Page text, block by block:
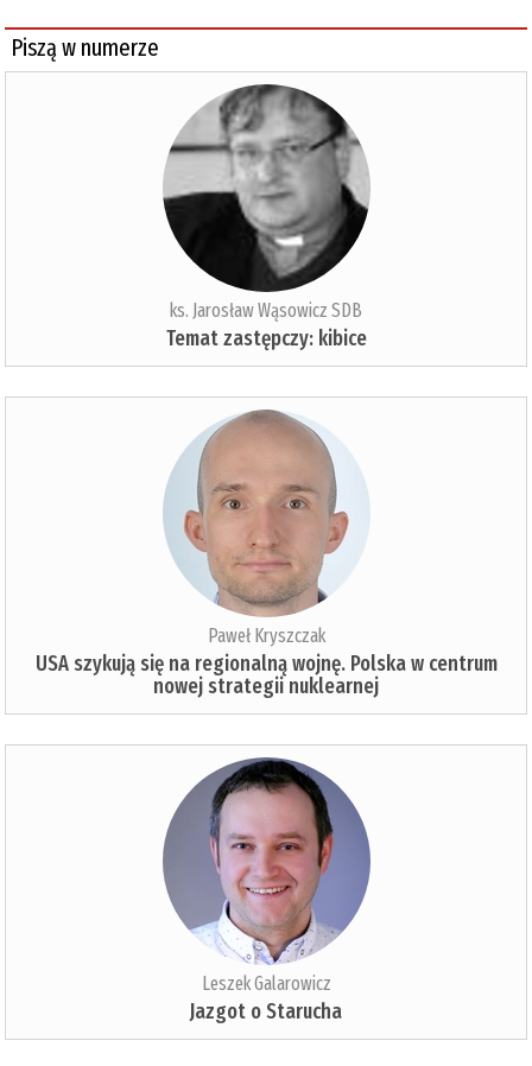
Piszą w numerze
ks. Jarosław Wąsowicz SDB
Temat zastępczy: kibice
Paweł Kryszczak
USA szykują się na regionalną wojnę. Polska w centrum
nowej strategii nuklearnej
Leszek Galarowicz
Jazgot o Starucha